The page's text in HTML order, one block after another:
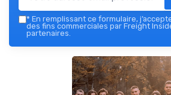
* En remplissant ce formulaire,
des fins commerciales par Freight
partenaires.